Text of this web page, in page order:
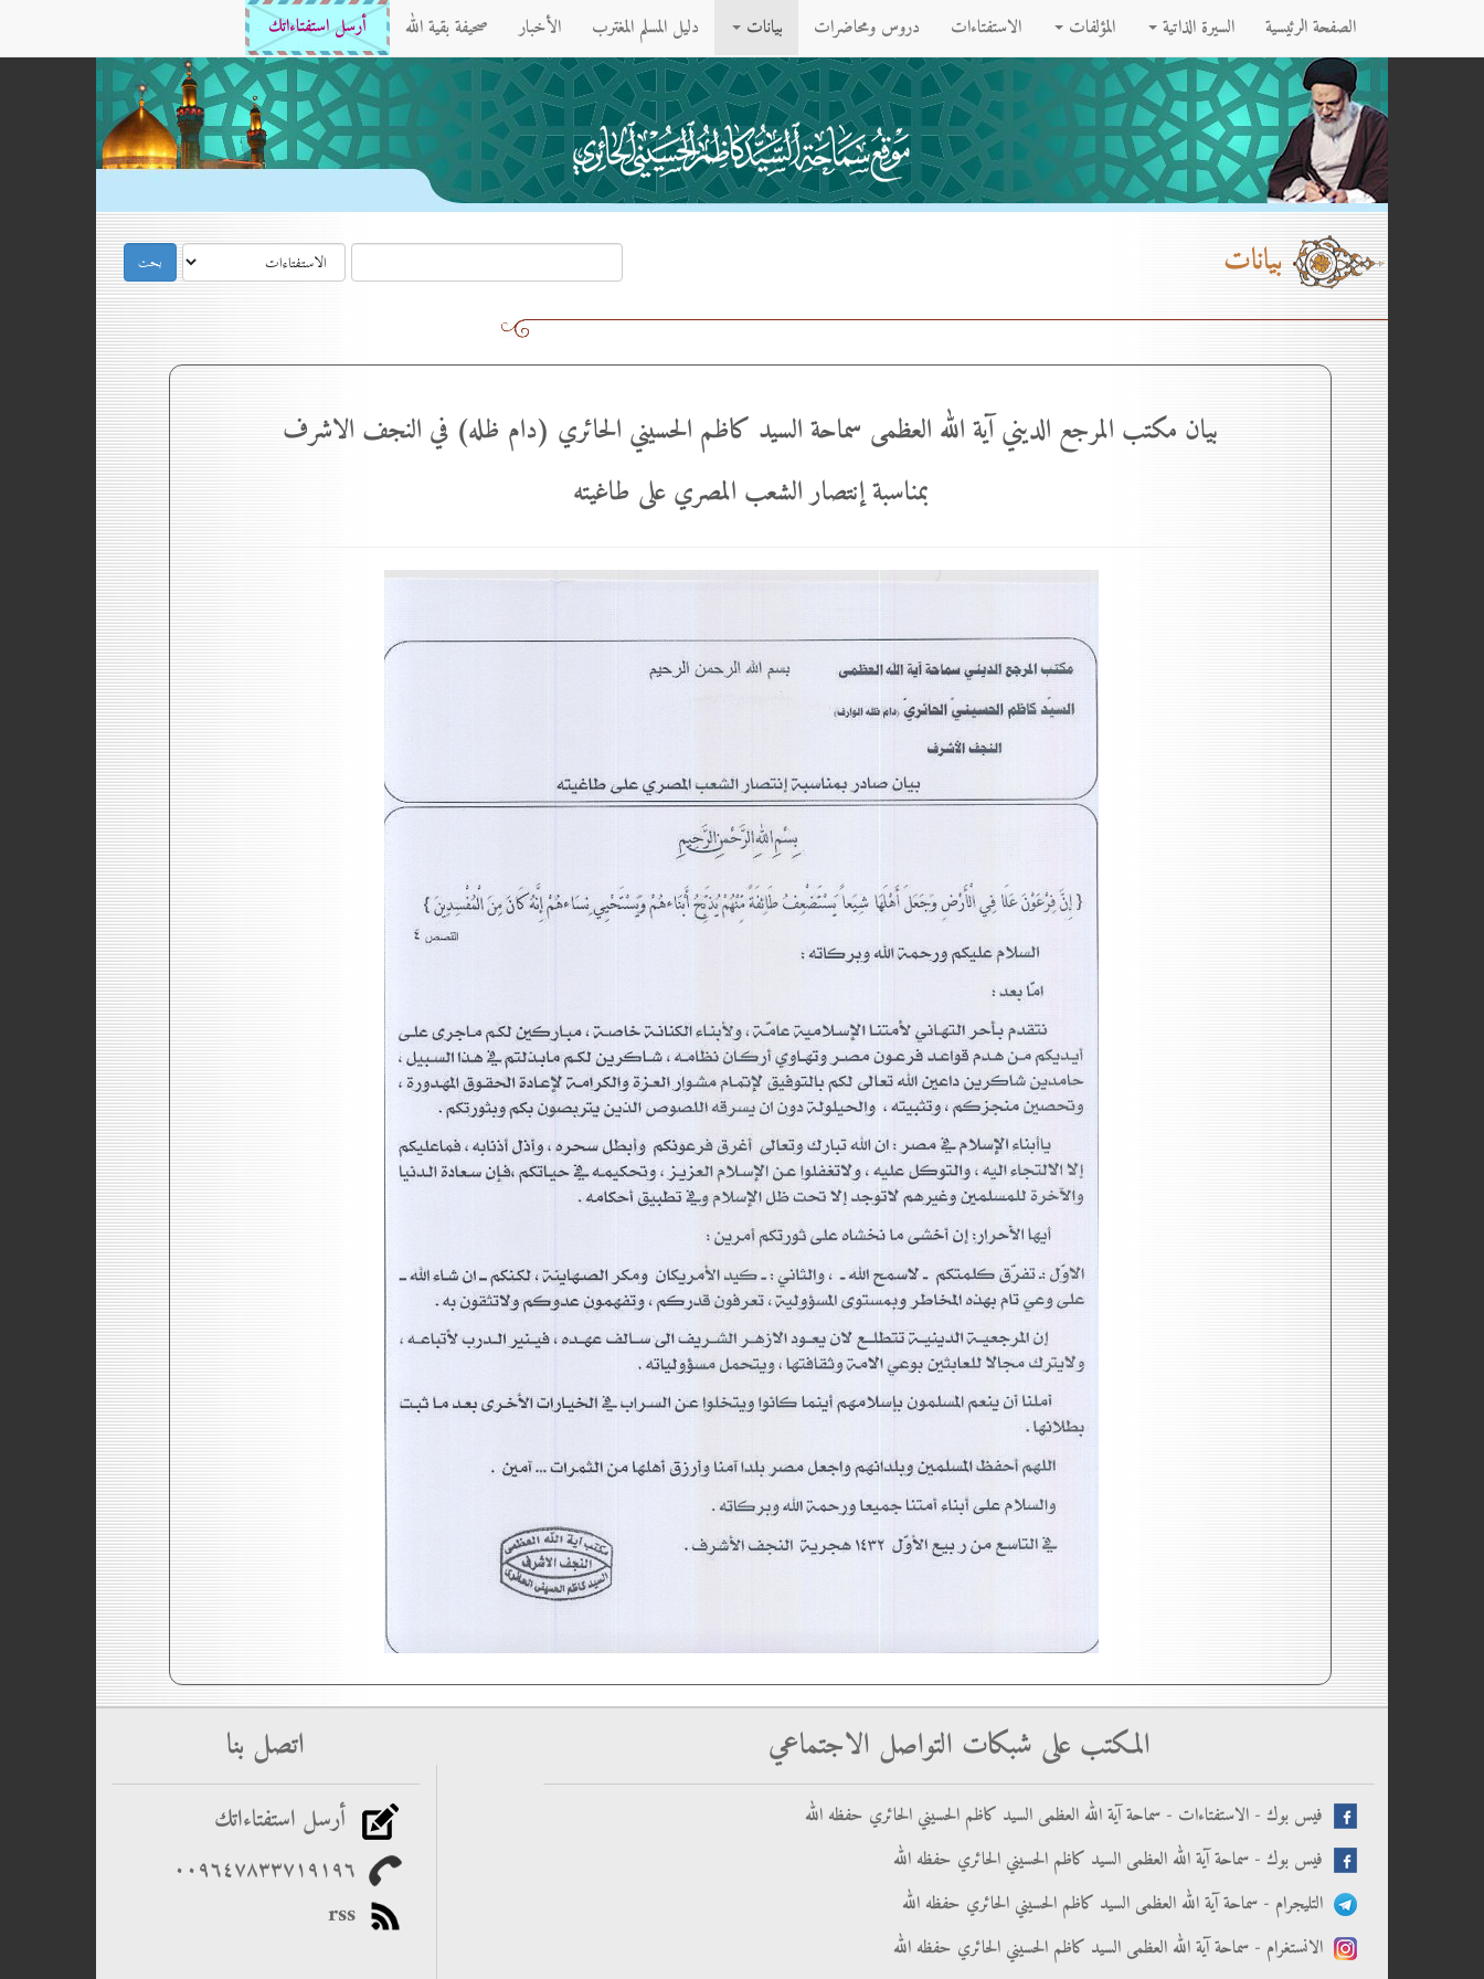
الصفحة الرئيسية السيرة الذاتية المؤلفات الاستفتاءات دروس ومحاضرات بيانات دليل المسلم المغترب الأخبار صحيفة بقية الله أرسل استفتاءاتك
بيانات
بيان مكتب المرجع الديني آية الله العظمى سماحة السيد كاظم الحسيني الحائري (دام ظله) في النجف الاشرف
بمناسبة إنتصار الشعب المصري على طاغيته
اتصل بنا
أرسل استفتاءاتك
rss
المكتب على شبكات التواصل الاجتماعي
فيس بوك - الاستفتاءات - سماحة آية الله العظمى السيد كاظم الحسيني الحائري حفظه الله
فيس بوك - سماحة آية الله العظمى السيد كاظم الحسيني الحائري حفظه الله
التليجرام - سماحة آية الله العظمى السيد كاظم الحسيني الحائري حفظه الله
الانستغرام - سماحة آية الله العظمى السيد كاظم الحسيني الحائري حفظه الله